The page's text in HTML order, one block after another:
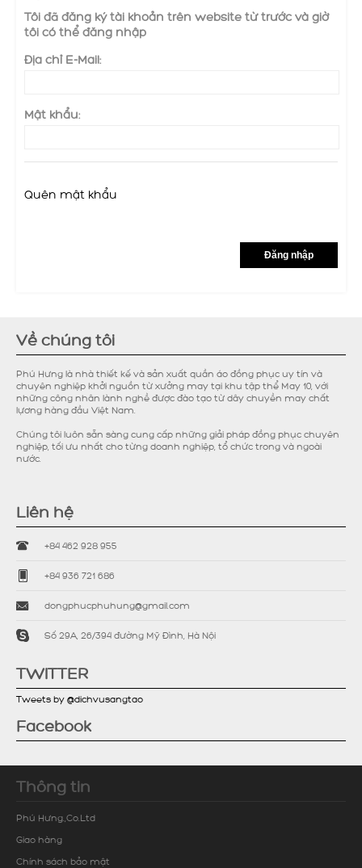
Tôi đã đăng ký tài khoản trên website từ trước và giờ
tôi có thể đăng nhập
Địa chỉ E-Mail:
Mật khẩu:
Quên mật khẩu
Đăng nhập
Về chúng tôi
Phú Hưng là nhà thiết kế và sản xuất quần áo đồng phục uy tín và
chuyên nghiệp khởi nguồn từ xưởng may tại khu tập thể May 10, với
những công nhân lành nghề được đào tạo từ dây chuyền may chất
lựơng hàng đầu Việt Nam.
Chúng tôi luôn sẵn sàng cung cấp những giải pháp đồng phục chuyên
nghiệp, tối ưu nhất cho từng doanh nghiệp, tổ chức trong và ngoài
nước.
Liên hệ
+84 462 928 955
+84 936 721 686
dongphucphuhung@gmail.com
Số 29A, 26/394 đường Mỹ Đình, Hà Nội
TWITTER
Tweets by @dichvusangtao
Facebook
Thông tin
Phú Hưng.,Co.Ltd
Giao hàng
Chính sách bảo mật